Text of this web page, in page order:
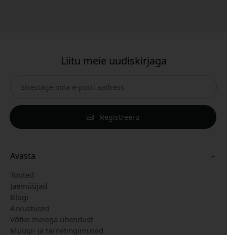
Liitu meie uudiskirjaga
Registreeru
Avasta
Tooted
Jaemüüjad
Blogi
Arvustused
Võtke meiega ühendust
Müügi- ja tarnetingimused